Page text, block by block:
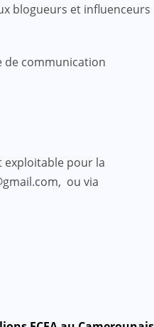
blogueurs et influenceurs
de communication
exploitable pour la
ou via